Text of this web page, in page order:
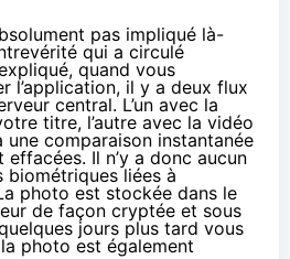
pas impliqué là-
qui a circulé
quand vous
l’application, il y a deux flux
central. L’un avec la
titre, l’autre avec la vidéo
comparaison instantanée
Il n’y a donc aucun
biométriques liées à
photo est stockée dans le
de façon cryptée et sous
jours plus tard vous
photo est également